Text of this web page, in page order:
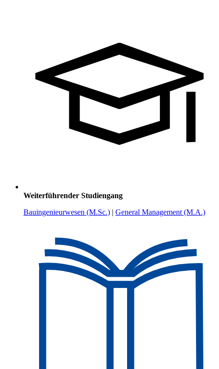
Weiterführender Studiengang
Bauingenieurwesen (M.Sc.) | General Management (M.A.)